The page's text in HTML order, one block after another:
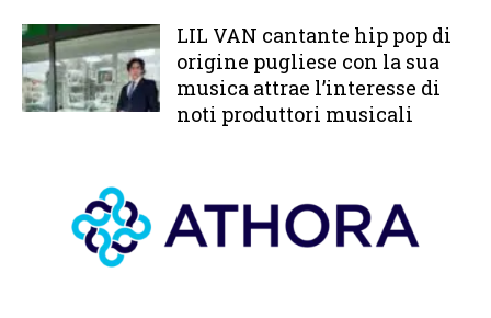
LIL VAN cantante hip pop di
origine pugliese con la sua
musica attrae l’interesse di
noti produttori musicali